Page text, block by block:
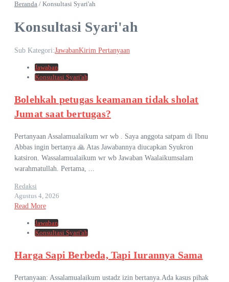
Beranda / Konsultasi Syari'ah
Konsultasi Syari'ah
Sub Kategori:JawabanKirim Pertanyaan
Jawaban
Konsultasi Syari'ah
Bolehkah petugas keamanan tidak sholat
Jumat saat bertugas?
Pertanyaan Assalamualaikum wr wb . Saya anggota satpam di Ibnu
Abbas ingin bertanya 🙏 Atas Jawabannya diucapkan Syukron
katsiron. Wassalamualaikum wr wb Jawaban Waalaikumsalam
warahmatullah. Pertama, ...
Redaksi
Agustus 4, 2026
Read More
Jawaban
Konsultasi Syari'ah
Harga Sapi Berbeda, Tapi Iurannya Sama
Pertanyaan: Assalamualaikum ustadz izin bertanya.Ada kasus pihak